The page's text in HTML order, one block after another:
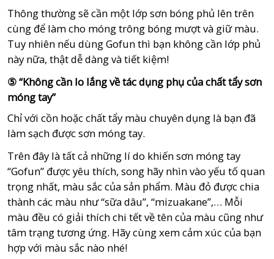
Thông thường sẽ cần một lớp sơn bóng phủ lên trên
cùng để làm cho móng trông bóng mượt và giữ màu.
Tuy nhiên nếu dùng Gofun thì bạn không cần lớp phủ
này nữa, thật dễ dàng và tiết kiệm!
⑤ “Không cần lo lắng về tác dụng phụ của chất tẩy sơn
móng tay”
Chỉ với cồn hoặc chất tẩy màu chuyên dụng là bạn đã
làm sạch được sơn móng tay.
Trên đây là tất cả những lí do khiến sơn móng tay
“Gofun” được yêu thích, song hãy nhìn vào yếu tố quan
trọng nhất, màu sắc của sản phẩm. Màu đỏ được chia
thành các màu như “sữa dâu”, “mizuakane”,… Mỗi
màu đều có giải thích chi tết về tên của màu cũng như
tâm trạng tương ứng. Hãy cùng xem cảm xúc của bạn
hợp với màu sắc nào nhé!